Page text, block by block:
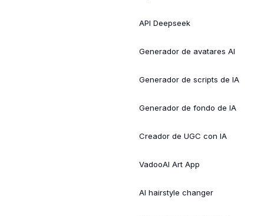
API Deepseek
Generador de avatares AI
Generador de scripts de IA
Generador de fondo de IA
Creador de UGC con IA
VadooAI Art App
AI hairstyle changer